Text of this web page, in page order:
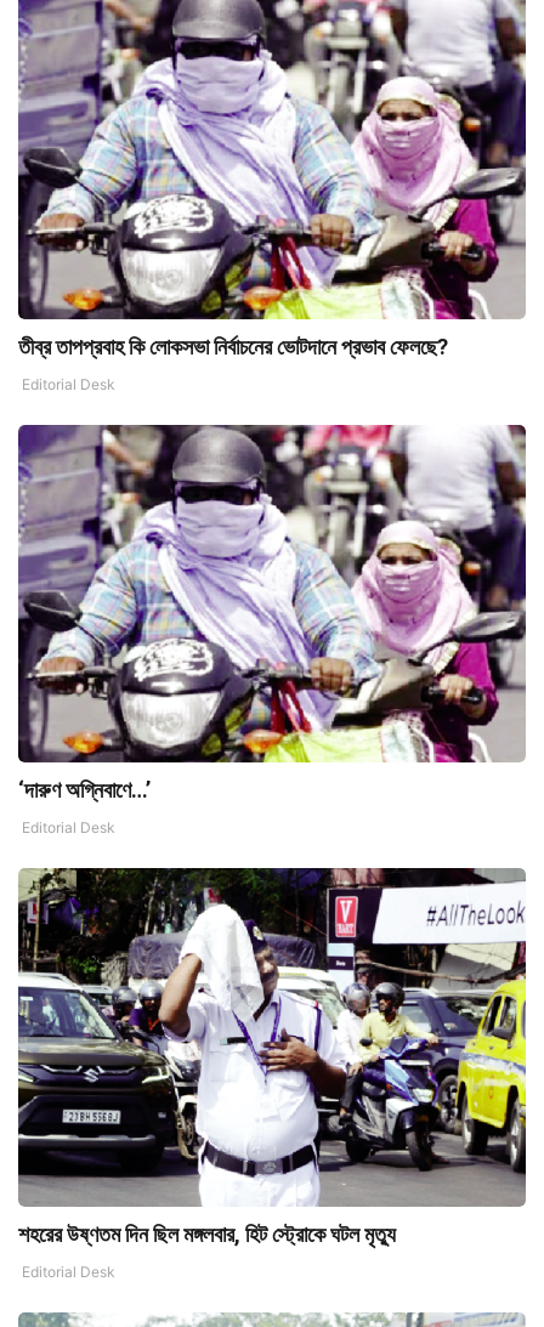
তীব্র তাপপ্রবাহ কি লোকসভা নির্বাচনের ভোটদানে প্রভাব ফেলছে?
Editorial Desk
‘দারুণ অগ্নিবাণে…’
Editorial Desk
শহরের উষ্ণতম দিন ছিল মঙ্গলবার, হিট স্ট্রোকে ঘটল মৃতু্য
Editorial Desk